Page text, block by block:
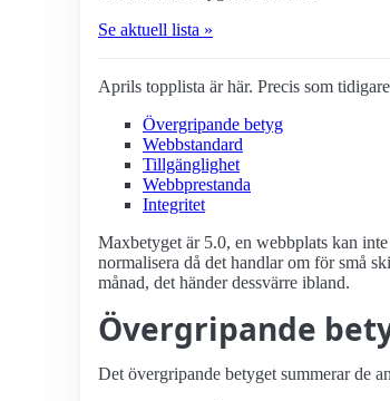
Se aktuell lista »
Aprils topplista är här. Precis som
Övergripande betyg
Webbstandard
Tillgänglighet
Webbprestanda
Integritet
Maxbetyget är 5.0, en webbplats kan
normalisera då det handlar om för små
månad, det händer dessvärre ibland.
Övergripande
Det övergripande betyget summerar de